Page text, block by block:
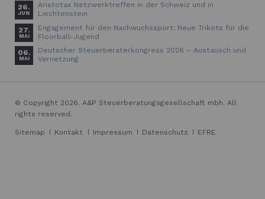
26.
JUN
Aristotax Netzwerktreffen in der Schweiz und in
Liechtenstein
27.
MAI
Engagement für den Nachwuchssport: Neue Trikots für die
Floorball-Jugend
06.
MAI
Deutscher Steuerberaterkongress 2026 – Austausch und
Vernetzung
© Copyright 2026. A&P Steuerberatungsgesellschaft mbh. All
rights reserved.
Navigation
Sitemap Kontakt Impressum Datenschutz EFRE